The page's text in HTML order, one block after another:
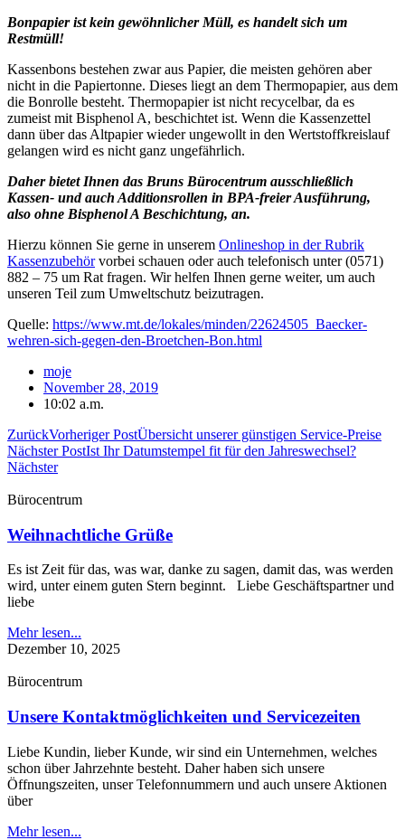
Bonpapier ist kein gewöhnlicher Müll, es handelt sich um
Restmüll!
Kassenbons bestehen zwar aus Papier, die meisten gehören aber
nicht in die Papiertonne. Dieses liegt an dem Thermopapier, aus dem
die Bonrolle besteht. Thermopapier ist nicht recycelbar, da es
zumeist mit Bisphenol A, beschichtet ist. Wenn die Kassenzettel
dann über das Altpapier wieder ungewollt in den Wertstoffkreislauf
gelangen wird es nicht ganz ungefährlich.
Daher bietet Ihnen das Bruns Bürocentrum ausschließlich
Kassen- und auch Additionsrollen in BPA-freier Ausführung,
also ohne Bisphenol A Beschichtung, an.
Hierzu können Sie gerne in unserem Onlineshop in der Rubrik
Kassenzubehörvorbei schauen oder auch telefonisch unter (0571)
882 – 75 um Rat fragen. Wir helfen Ihnen gerne weiter, um auch
unseren Teil zum Umweltschutz beizutragen.
Quelle: https://www.mt.de/lokales/minden/22624505_Baecker-
wehren-sich-gegen-den-Broetchen-Bon.html
moje
November 28, 2019
10:02 a.m.
ZurückVorheriger PostÜbersicht unserer günstigen Service-Preise
Nächster PostIst Ihr Datumstempel fit für den Jahreswechsel?
Nächster
Bürocentrum
Weihnachtliche Grüße
Es ist Zeit für das, was war, danke zu sagen, damit das, was werden
wird, unter einem guten Stern beginnt. Liebe Geschäftspartner und
liebe
Mehr lesen...
Dezember 10, 2025
Bürocentrum
Unsere Kontaktmöglichkeiten und Servicezeiten
Liebe Kundin, lieber Kunde, wir sind ein Unternehmen, welches
schon über Jahrzehnte besteht. Daher haben sich unsere
Öffnungszeiten, unser Telefonnummern und auch unsere Aktionen
über
Mehr lesen...